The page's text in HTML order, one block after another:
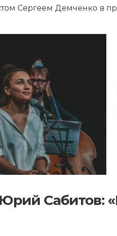
Сергеем Демченко в
Юрий Сабитов: